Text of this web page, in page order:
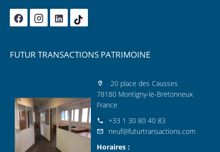
FUTUR TRANSACTIONS PATRIMOINE
20 place des Causses
78180 Montigny-le-Bretonneux
France
+33 1 30 80 40 83
neuf@futurtransactions.com
Horaires :